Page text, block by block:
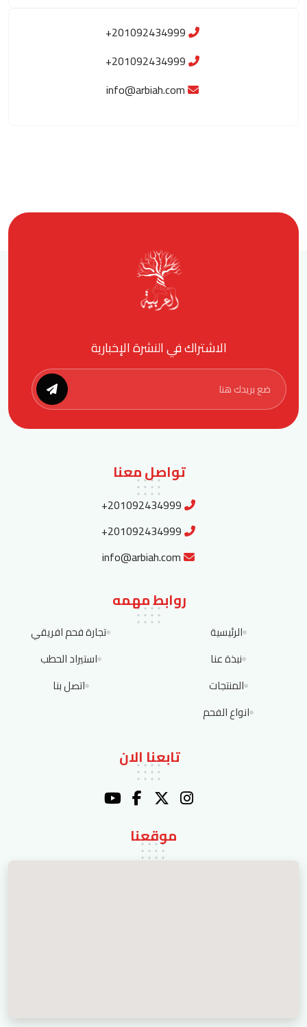
+201092434999
+201092434999
info@arbiah.com
الاشتراك في النشرة الإخبارية
تواصل معنا
+201092434999
+201092434999
info@arbiah.com
روابط مهمه
الرئيسية
نبذة عنا
المنتجات
انواع الفحم
تجارة فحم افريقي
استيراد الحطب
اتصل بنا
تابعنا الان
موقعنا